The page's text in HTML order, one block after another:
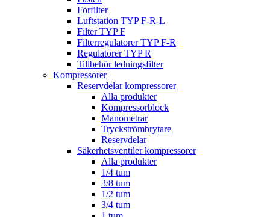
Förfilter
Luftstation TYP F-R-L
Filter TYP F
Filterregulatorer TYP F-R
Regulatorer TYP R
Tillbehör ledningsfilter
Kompressorer
Reservdelar kompressorer
Alla produkter
Kompressorblock
Manometrar
Tryckströmbrytare
Reservdelar
Säkerhetsventiler kompressorer
Alla produkter
1/4 tum
3/8 tum
1/2 tum
3/4 tum